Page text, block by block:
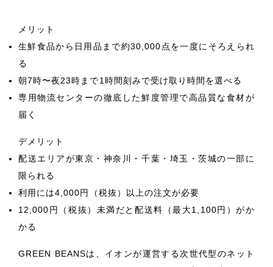
メリット
生鮮食品から日用品まで約30,000点を一度にそろえられ
る
朝7時〜夜23時まで1時間刻みで受け取り時間を選べる
専用物流センターの徹底した鮮度管理で高品質な食材が
届く
デメリット
配送エリアが東京・神奈川・千葉・埼玉・茨城の一部に
限られる
利用には4,000円（税抜）以上の注文が必要
12,000円（税抜）未満だと配送料（最大1,100円）がか
かる
GREEN BEANSは、イオンが運営する次世代型のネット